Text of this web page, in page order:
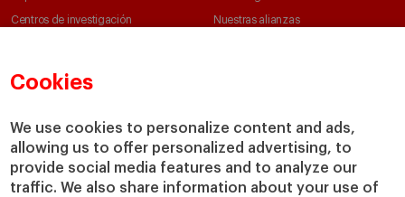
Cookies
We use cookies to personalize content and ads,
allowing us to offer personalized advertising, to
provide social media features and to analyze our
traffic. We also share information about your use of
Centros de investigación
IESE Publishing
Nuestras alianzas
Canal de Compliance
Capellanía